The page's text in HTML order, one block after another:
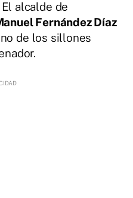
alcalde de
Fernández Díaz
de los sillones